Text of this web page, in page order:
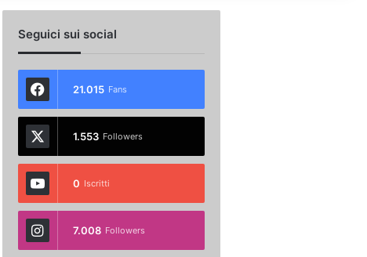
Seguici sui social
21.015 Fans
1.553 Followers
0 Iscritti
7.008 Followers